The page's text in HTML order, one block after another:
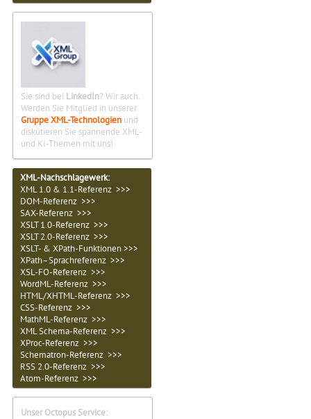
Sie sind bei LinkedIn? Wir auch.
Werden Sie Mitglied in unserer
Gruppe XML-Technologien und
diskutieren Sie spannende XML-
und KI-Themen mit uns!
XML-Nachschlagewerk:
XML 1.0 & 1.1-Referenz >>>
DOM-Referenz >>>
SAX-Referenz >>>
XSLT 1.0-Referenz >>>
XSLT 2.0-Referenz >>>
XSLT- & XPath-Funktionen >>>
XPath–Sprachreferenz >>>
XSL-FO-Referenz >>>
WordML-Referenz >>>
HTML/XHTML-Referenz >>>
CSS-Referenz >>>
MathML-Referenz >>>
XML Schema-Referenz >>>
XProc-Referenz >>>
Schematron-Referenz >>>
RSS 2.0-Referenz >>>
Atom-Referenz >>>
Unser Octopus Service: